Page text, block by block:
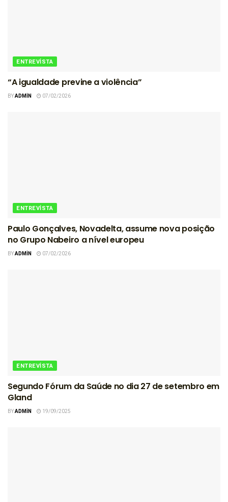
ENTREVISTA
“A igualdade previne a violência”
BYADMIN 07/02/2026
ENTREVISTA
Paulo Gonçalves, Novadelta, assume nova posição
no Grupo Nabeiro a nível europeu
BYADMIN 07/02/2026
ENTREVISTA
Segundo Fórum da Saúde no dia 27 de setembro em
Gland
BYADMIN 19/09/2025